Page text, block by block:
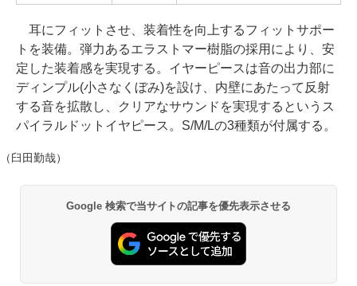
耳にフィットさせ、装着性を向上するフィットサポー
トを装備。弾力あるエラストマー樹脂の採用により、安
定した装着感を実現する。イヤーピースは音の出力部に
ディンプル(小さなくぼみ)を設け、内壁にあたって反射
する音を拡散し、クリアなサウンドを実現するというス
パイラルドットイヤピース。S/M/Lの3種類が付属する。
（臼田勤哉）
Google 検索で当サイトの記事を優先表示させる